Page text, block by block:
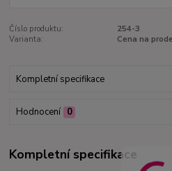
Číslo produktu:
254-3
Varianta:
Cena na
Kompletní specifikace
Hodnocení 0
Kompletní specifikace